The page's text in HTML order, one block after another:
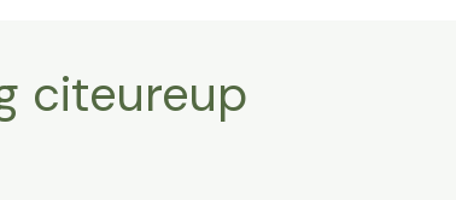
citeureup